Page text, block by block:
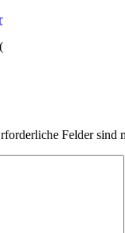
Felder sind